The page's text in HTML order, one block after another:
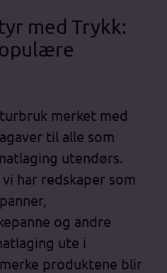
med Trykk:
merket med
til alle som
utendørs.
har redskaper som
og andre
ute i
produktene blir